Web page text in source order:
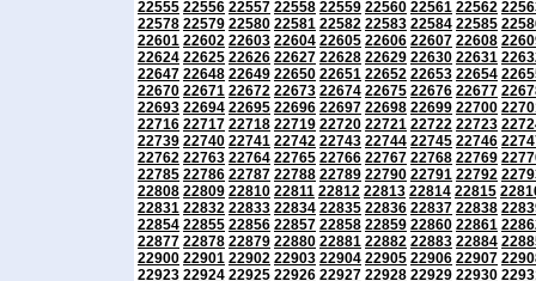
22555 22556 22557 22558 22559 22560 22561 22562
22578 22579 22580 22581 22582 22583 22584 22585
22601 22602 22603 22604 22605 22606 22607 22608
22624 22625 22626 22627 22628 22629 22630 22631
22647 22648 22649 22650 22651 22652 22653 22654
22670 22671 22672 22673 22674 22675 22676 22677
22693 22694 22695 22696 22697 22698 22699 22700
22716 22717 22718 22719 22720 22721 22722 22723
22739 22740 22741 22742 22743 22744 22745 22746
22762 22763 22764 22765 22766 22767 22768 22769
22785 22786 22787 22788 22789 22790 22791 22792
22808 22809 22810 22811 22812 22813 22814 22815
22831 22832 22833 22834 22835 22836 22837 22838
22854 22855 22856 22857 22858 22859 22860 22861
22877 22878 22879 22880 22881 22882 22883 22884
22900 22901 22902 22903 22904 22905 22906 22907
22923 22924 22925 22926 22927 22928 22929 22930